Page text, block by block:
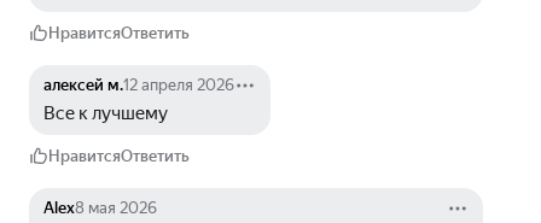
НравитсяОтветить
алексей м.12 апреля 2026
Все к лучшему
НравитсяОтветить
Alex8 мая 2026